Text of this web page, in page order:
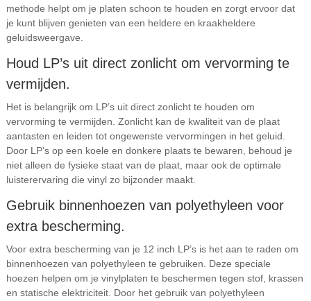
methode helpt om je platen schoon te houden en zorgt ervoor dat
je kunt blijven genieten van een heldere en kraakheldere
geluidsweergave.
Houd LP’s uit direct zonlicht om vervorming te
vermijden.
Het is belangrijk om LP’s uit direct zonlicht te houden om
vervorming te vermijden. Zonlicht kan de kwaliteit van de plaat
aantasten en leiden tot ongewenste vervormingen in het geluid.
Door LP’s op een koele en donkere plaats te bewaren, behoud je
niet alleen de fysieke staat van de plaat, maar ook de optimale
luisterervaring die vinyl zo bijzonder maakt.
Gebruik binnenhoezen van polyethyleen voor
extra bescherming.
Voor extra bescherming van je 12 inch LP’s is het aan te raden om
binnenhoezen van polyethyleen te gebruiken. Deze speciale
hoezen helpen om je vinylplaten te beschermen tegen stof, krassen
en statische elektriciteit. Door het gebruik van polyethyleen